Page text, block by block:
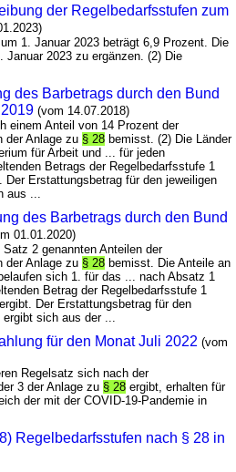
der Regelbedarfsstufen zum
1. Januar 2023 beträgt 6,9 Prozent. Die
Januar 2023 zu ergänzen. (2) Die
des Barbetrags durch den Bund
(vom 14.07.2018)
einem Anteil von 14 Prozent der
der Anlage zu § 28 bemisst. (2) Die Länder
für Arbeit und ... für jeden
Betrags der Regelbedarfsstufe 1
. Der Erstattungsbetrag für den jeweiligen
aus ...
des Barbetrags durch den Bund
01.01.2020)
2 genannten Anteilen der
der Anlage zu § 28 bemisst. Die Anteile an
sich 1. für das ... nach Absatz 1
Betrag der Regelbedarfsstufe 1
ergibt. Der Erstattungsbetrag für den
ergibt sich aus der ...
für den Monat Juli 2022 (vom
Regelsatz sich nach der
3 der Anlage zu § 28 ergibt, erhalten für
der mit der COVID-19-Pandemie in
Regelbedarfsstufen nach § 28 in